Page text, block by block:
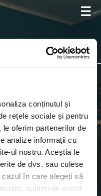
conținutul și
rețele sociale și pentru
oferim partenerilor de
analize informații cu
ul nostru. Aceștia le
de dvs. sau culese
în care alegeți să
sunteți de acord
☰